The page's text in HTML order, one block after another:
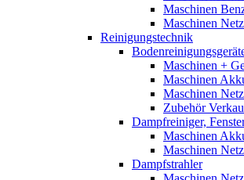
Maschinen
Maschinen
Reinigungstechnik
Maschinen +
Maschinen
Maschinen
Zubehör
Dampfreiniger,
Maschinen
Maschinen
Dampfstrahler